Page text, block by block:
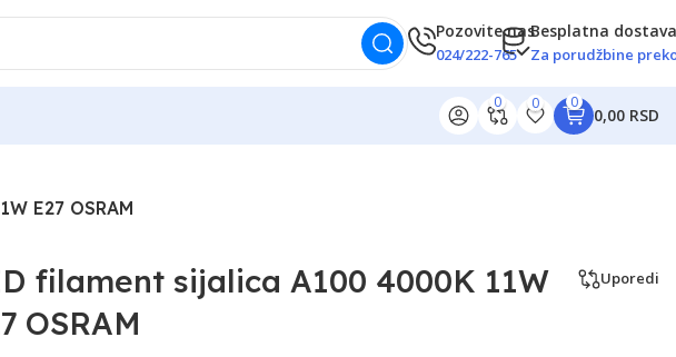
Pozovite nas
024/222-765
Besplatna
Za porudžbine
0 0 0
0,00 RSD
E27 OSRAM
filament sijalica A100 4000K 11W
OSRAM
Uporedi